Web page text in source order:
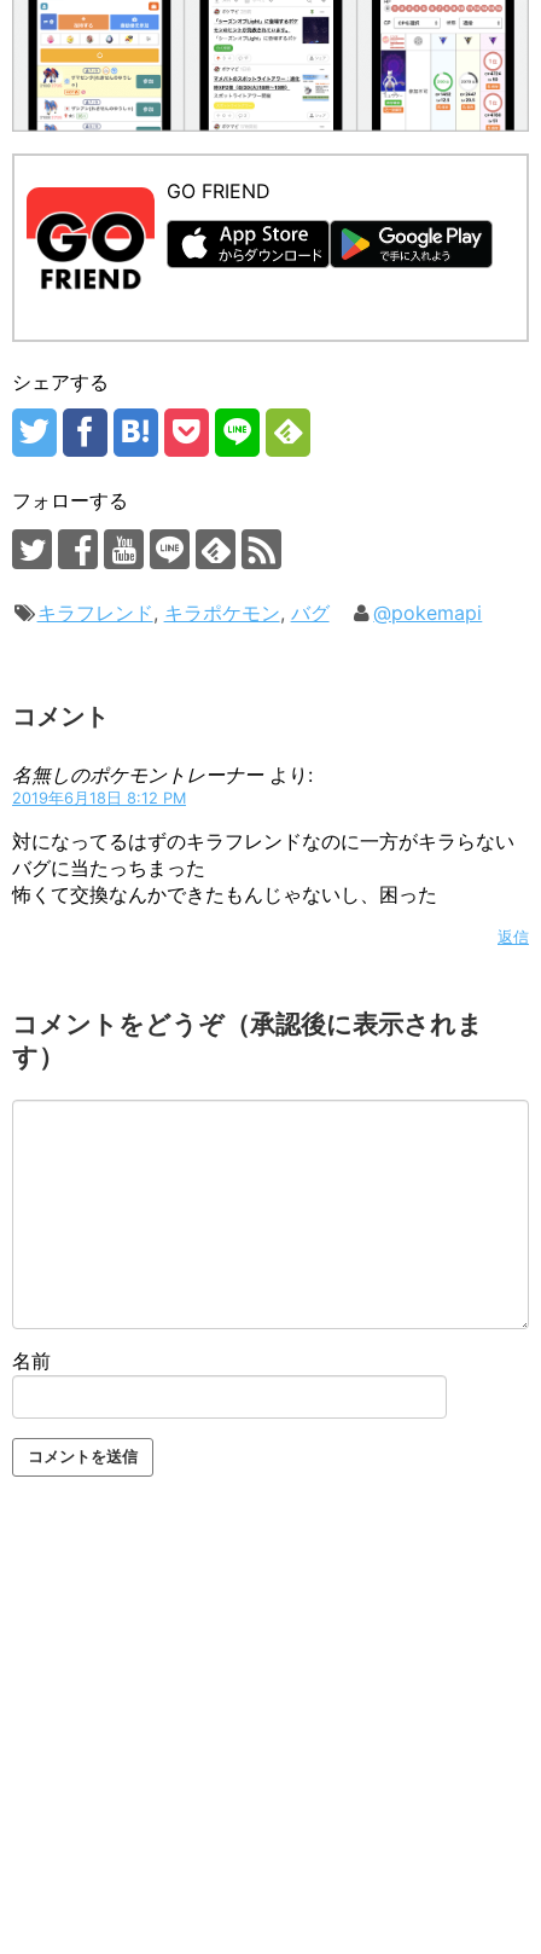
GO FRIEND
シェアする
フォローする
キラフレンド, キラポケモン, バグ @pokemapi
コメント
名無しのポケモントレーナー より:
2019年6月18日 8:12 PM
対になってるはずのキラフレンドなのに一方がキラらない
バグに当たっちまった
怖くて交換なんかできたもんじゃないし、困った
返信
コメントをどうぞ（承認後に表示されま
す）
名前